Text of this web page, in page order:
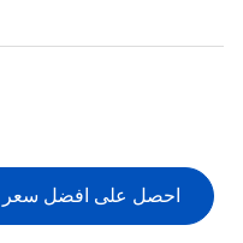
احصل على افضل سعر